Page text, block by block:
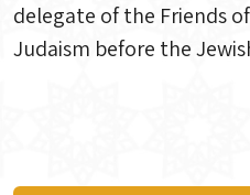
delegate of the Friends
Judaism before the